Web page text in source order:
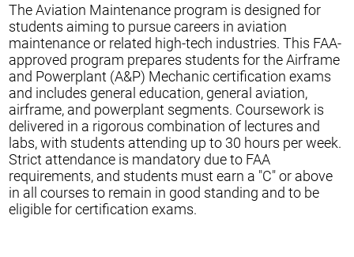
The Aviation Maintenance program is designed for
students aiming to pursue careers in aviation
maintenance or related high-tech industries. This FAA-
approved program prepares students for the Airframe
and Powerplant (A&P) Mechanic certification exams
and includes general education, general aviation,
airframe, and powerplant segments. Coursework is
delivered in a rigorous combination of lectures and
labs, with students attending up to 30 hours per week.
Strict attendance is mandatory due to FAA
requirements, and students must earn a "C" or above
in all courses to remain in good standing and to be
eligible for certification exams.